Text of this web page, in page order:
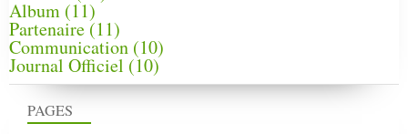
PAGES
Album (11)
Partenaire(11)
Communication (10)
Journal Officiel (10)